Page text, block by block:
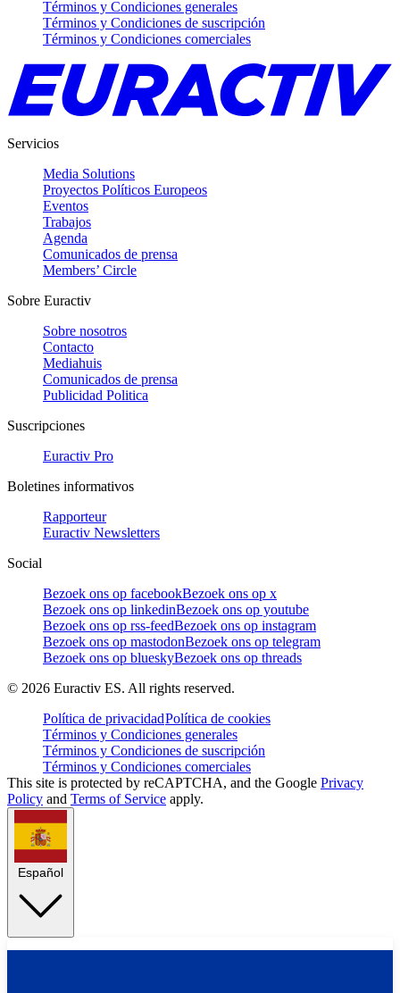
Términos y Condiciones generales
Términos y Condiciones de suscripción
Términos y Condiciones comerciales
Servicios
Media Solutions
Proyectos Políticos Europeos
Eventos
Trabajos
Agenda
Comunicados de prensa
Members’ Circle
Sobre Euractiv
Sobre nosotros
Contacto
Mediahuis
Comunicados de prensa
Publicidad Politica
Suscripciones
Euractiv Pro
Boletines informativos
Rapporteur
Euractiv Newsletters
Social
Bezoek ons op facebookBezoek ons op x
Bezoek ons op linkedinBezoek ons op youtube
Bezoek ons op rss-feedBezoek ons op instagram
Bezoek ons op mastodonBezoek ons op telegram
Bezoek ons op blueskyBezoek ons op threads
© 2026 Euractiv ES. All rights reserved.
Política de privacidadPolítica de cookies
Términos y Condiciones generales
Términos y Condiciones de suscripción
Términos y Condiciones comerciales
This site is protected by reCAPTCHA, and the Google Privacy
Policy and Terms of Service apply.
Español